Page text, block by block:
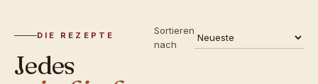
DIE REZEPTE
Jedes
Sortieren
nach